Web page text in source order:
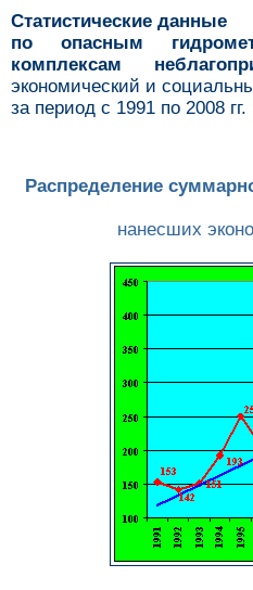
Статистические данные
по опасным
комплексам
экономический и
за период с 1991 по 2008 гг.
Распределение
нанесших